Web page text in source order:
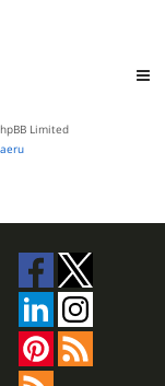
Limited